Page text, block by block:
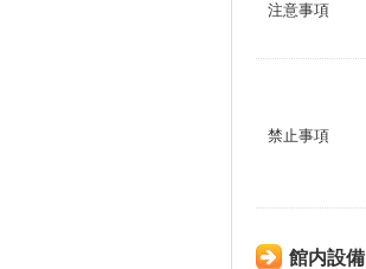
注意事項
禁止事項
館内設備